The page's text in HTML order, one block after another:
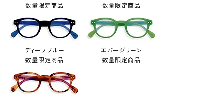
数量限定商品
数量限定商品
ディープブルー
数量限定商品
エバーグリーン
数量限定商品